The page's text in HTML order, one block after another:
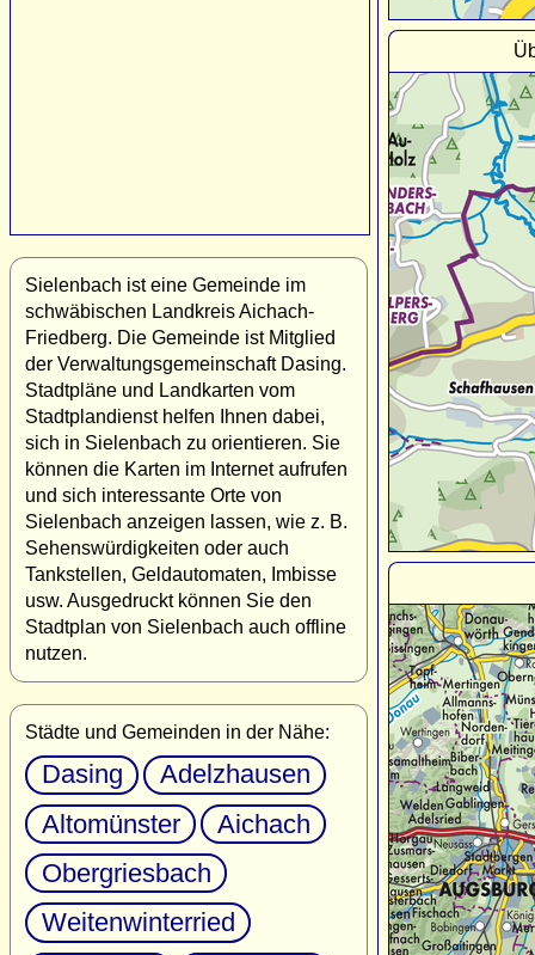
Sielenbach ist eine Gemeinde im
schwäbischen Landkreis Aichach-
Friedberg. Die Gemeinde ist Mitglied
der Verwaltungsgemeinschaft Dasing.
Stadtpläne und Landkarten vom
Stadtplandienst helfen Ihnen dabei,
sich in Sielenbach zu orientieren. Sie
können die Karten im Internet aufrufen
und sich interessante Orte von
Sielenbach anzeigen lassen, wie z. B.
Sehenswürdigkeiten oder auch
Tankstellen, Geldautomaten, Imbisse
usw. Ausgedruckt können Sie den
Stadtplan von Sielenbach auch offline
nutzen.
Städte und Gemeinden in der Nähe:
Dasing
Adelzhausen
Altomünster
Aichach
Obergriesbach
Weitenwinterried